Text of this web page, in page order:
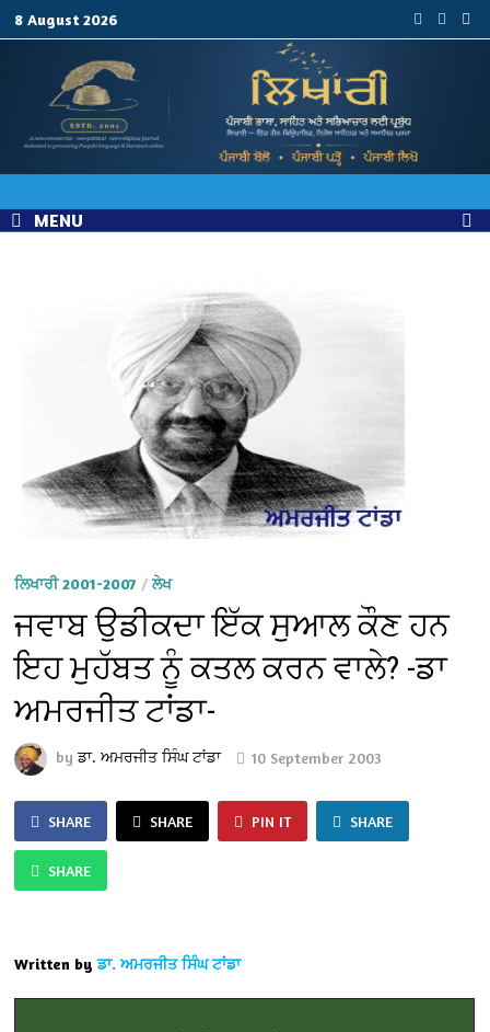
8 August 2026
MENU
ਲਿਖਾਰੀ 2001-2007 /ਲੇਖ
ਜਵਾਬ ਉਡੀਕਦਾ ਇੱਕ ਸੁਆਲ ਕੌਣ ਹਨ
ਇਹ ਮੁਹੱਬਤ ਨੂੰ ਕਤਲ ਕਰਨ ਵਾਲੇ? -ਡਾ
ਅਮਰਜੀਤ ਟਾਂਡਾ-
byਡਾ. ਅਮਰਜੀਤ ਸਿੰਘ ਟਾਂਡਾ 10 September 2003
SHARE SHARE PIN IT SHARE
SHARE
Written by ਡਾ. ਅਮਰਜੀਤ ਸਿੰਘ ਟਾਂਡਾ